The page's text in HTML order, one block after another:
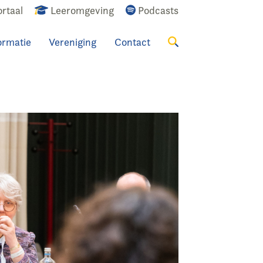
Leeromgeving Podcasts
Vereniging Contact